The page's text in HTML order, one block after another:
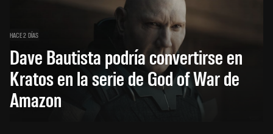
HACE 2 DÍAS
Dave Bautista podría convertirse en
Kratos en la serie de God of War de
Amazon